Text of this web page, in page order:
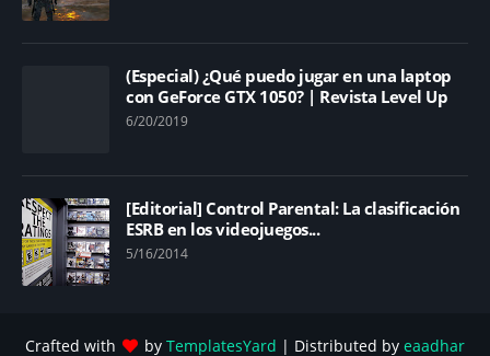
(Especial) ¿Qué puedo jugar en una laptop
con GeForce GTX 1050? | Revista Level Up
6/20/2019
[Editorial] Control Parental: La clasificación
ESRB en los videojuegos...
5/16/2014
Crafted with by TemplatesYard | Distributed by eaadhar